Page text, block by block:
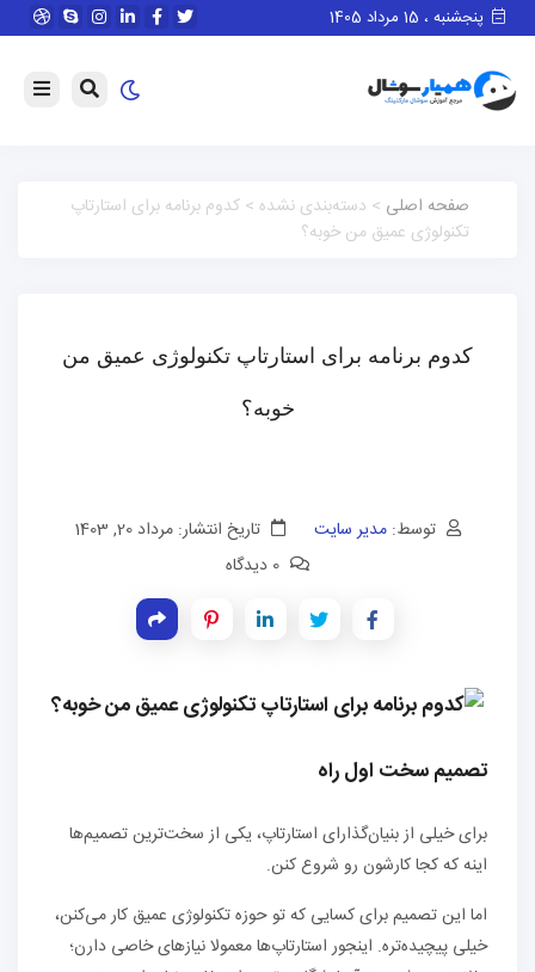
پنجشنبه ، 15 مرداد 1405
صفحه اصلی > دسته‌بندی نشده > کدوم برنامه برای استارتاپ
تکنولوژی عمیق من خوبه؟
کدوم برنامه برای استارتاپ تکنولوژی عمیق من
خوبه؟
توسط: مدیر سایت
تاریخ انتشار: مرداد 20, 1403
تصمیم سخت اول راه
برای خیلی از بنیان‌گذارای استارتاپ، یکی از سخت‌ترین تصمیم‌ها
اینه که کجا کارشون رو شروع کنن.
اما این تصمیم برای کسایی که تو حوزه تکنولوژی عمیق کار می‌کنن،
خیلی پیچیده‌تره. اینجور استارتاپ‌ها معمولا نیازهای خاصی دارن؛